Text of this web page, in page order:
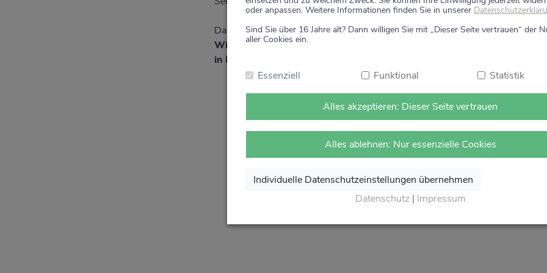
Danke für Ihr Vertrauen.
Wir sagen von Herzen Auf Wiedersehen und freuen uns auf Ihren
in Ihrer Apotheke
oder anpassen. Weitere Informationen finden Sie in unserer
Sind Sie über 16 Jahre alt? Dann willigen Sie mit „Dieser Seite vertrauen“ der
aller Cookies ein.
Essenziell Funktional Statistik
Alles akzeptieren: Dieser Seite vertrauen
Alles ablehnen: Nur essenzielle Cookies
Individuelle Datenschutzeinstellungen übernehmen
Datenschutz| Impressum